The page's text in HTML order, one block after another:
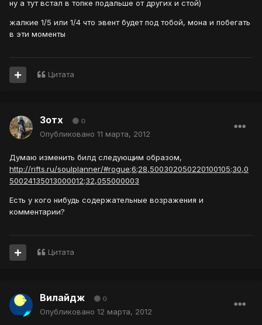
ну а тут встал в топке подальше от других и стой)
жалкие 1/5 или 1/4 что эвент будет под тобой, мона и побегать
в эти моменты
Цитата
Зотх 0
Опубликовано 11 марта, 2012
Думаю изменить билд следующим образом,
http://rifts.ru/soulplanner/#rogue;6;28,500302050220100105;30,0
50024135013000012;32,055000003
Есть у кого нибудь содержательные возражения и
комментарии?
Цитата
Вилайдж 0
Опубликовано 12 марта, 2012